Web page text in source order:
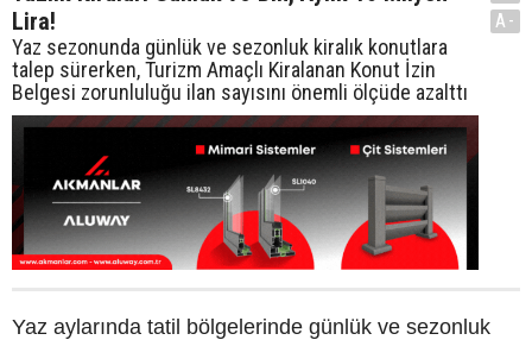
Lira!
Yaz sezonunda günlük ve sezonluk kiralık konutlara
talep sürerken, Turizm Amaçlı Kiralanan Konut İzin
Belgesi zorunluluğu ilan sayısını önemli ölçüde azalttı
A-
Yaz aylarında tatil bölgelerinde günlük ve sezonluk